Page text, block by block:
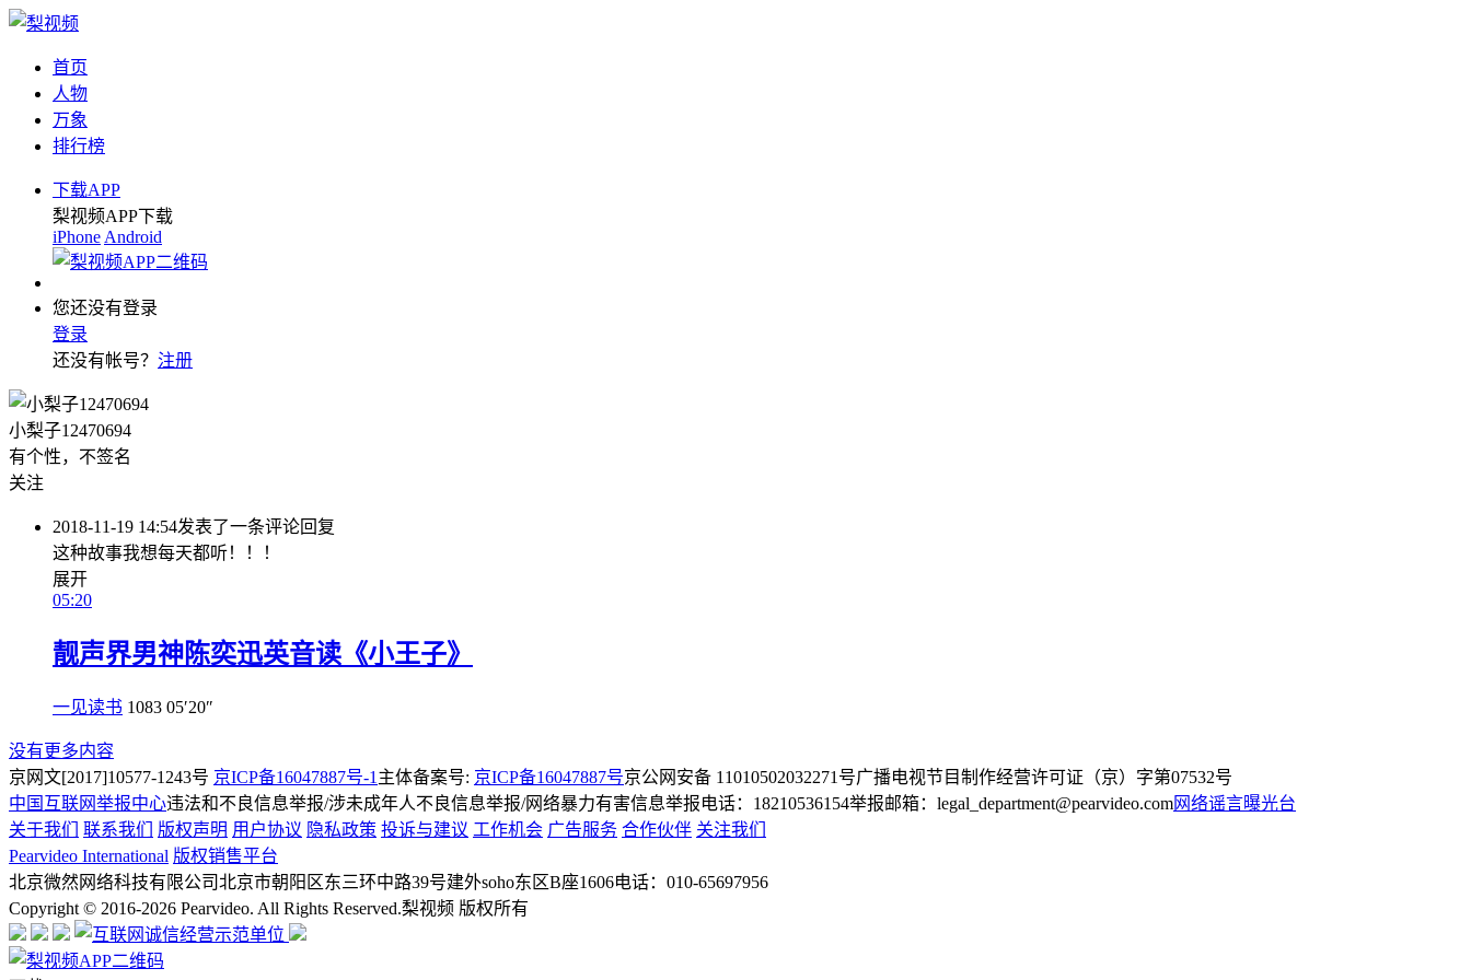
首页
人物
万象
排行榜
下载APP
梨视频APP下载
iPhone Android
您还没有登录
登录
还没有帐号？ 注册
小梨子12470694
有个性，不签名
关注
2018-11-19 14:54发表了一条评论回复
这种故事我想每天都听！！！
展开
05:20
靓声界男神陈奕迅英音读《小王子》
一见读书 1083 05′20″
没有更多内容
京网文[2017]10577-1243号 京ICP备16047887号-1 主体备案号: 京ICP备16047887号京公网安备 11010502032271号广播电视节目制作经营许可证（京）字第07532号
中国互联网举报中心违法和不良信息举报/涉未成年人不良信息举报/网络暴力有害信息举报电话：18210536154举报邮箱：legal_department@pearvideo.com网络谣言曝光台
关于我们
联系我们 版权声明 用户协议 隐私政策 投诉与建议 工作机会 广告服务 合作伙伴 关注我们
Pearvideo International 版权销售平台
北京微然网络科技有限公司北京市朝阳区东三环中路39号建外soho东区B座1606电话：010-65697956
Copyright © 2016-2026 Pearvideo. All Rights Reserved.梨视频 版权所有